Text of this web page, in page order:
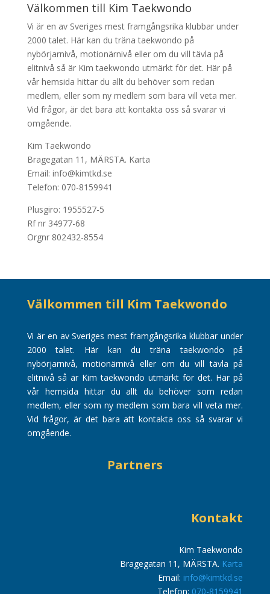
Välkommen till Kim Taekwondo
Vi är en av Sveriges mest framgångsrika klubbar under
2000 talet. Här kan du träna taekwondo på
nybörjarnivå, motionärnivå eller om du vill tävla på
elitnivå så är Kim taekwondo utmärkt för det. Här på
vår hemsida hittar du allt du behöver som redan
medlem, eller som ny medlem som bara vill veta mer.
Vid frågor, är det bara att kontakta oss så svarar vi
omgående.
Kim Taekwondo
Bragegatan 11, MÄRSTA. Karta
Email: info@kimtkd.se
Telefon: 070-8159941
Plusgiro: 1955527-5
Rf nr 34977-68
Orgnr 802432-8554
Välkommen till Kim Taekwondo
Vi är en av Sveriges mest framgångsrika klubbar under
2000 talet. Här kan du träna taekwondo på
nybörjarnivå, motionärnivå eller om du vill tävla på
elitnivå så är Kim taekwondo utmärkt för det. Här på
vår hemsida hittar du allt du behöver som redan
medlem, eller som ny medlem som bara vill veta mer.
Vid frågor, är det bara att kontakta oss så svarar vi
omgående.
Partners
Kontakt
Kim Taekwondo
Bragegatan 11, MÄRSTA. Karta
Email: info@kimtkd.se
Telefon: 070-8159941